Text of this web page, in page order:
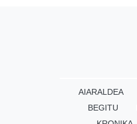
AIARALDEA
BEGITU